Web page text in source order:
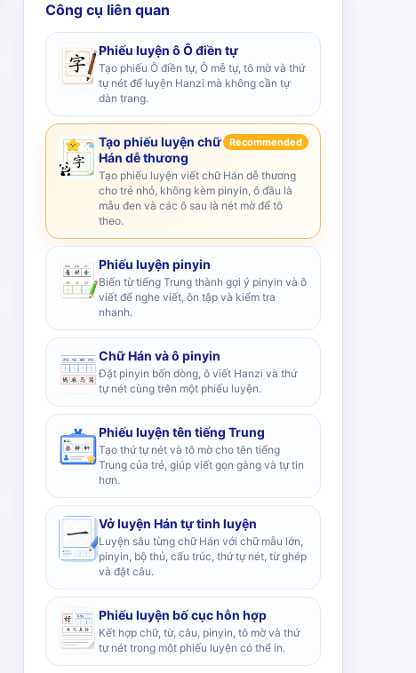
Công cụ liên quan
Phiếu luyện ô Ô điền tự
Tạo phiếu Ô điền tự, Ô mễ tự, tô mờ và thứ
tự nét để luyện Hanzi mà không cần tự
dàn trang.
Tạo phiếu luyện chữ
Hán dễ thương
Recommended
Tạo phiếu luyện viết chữ Hán dễ thương
cho trẻ nhỏ, không kèm pinyin, ô đầu là
mẫu đen và các ô sau là nét mờ để tô
theo.
Phiếu luyện pinyin
Biến từ tiếng Trung thành gợi ý pinyin và ô
viết để nghe viết, ôn tập và kiểm tra
nhanh.
Chữ Hán và ô pinyin
Đặt pinyin bốn dòng, ô viết Hanzi và thứ
tự nét cùng trên một phiếu luyện.
Phiếu luyện tên tiếng Trung
Tạo thứ tự nét và tô mờ cho tên tiếng
Trung của trẻ, giúp viết gọn gàng và tự tin
hơn.
Vở luyện Hán tự tinh luyện
Luyện sâu từng chữ Hán với chữ mẫu lớn,
pinyin, bộ thủ, cấu trúc, thứ tự nét, từ ghép
và đặt câu.
Phiếu luyện bố cục hỗn hợp
Kết hợp chữ, từ, câu, pinyin, tô mờ và thứ
tự nét trong một phiếu luyện có thể in.